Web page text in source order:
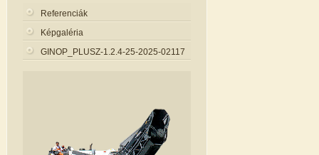
Referenciák
Képgaléria
GINOP_PLUSZ-1.2.4-25-2025-02117